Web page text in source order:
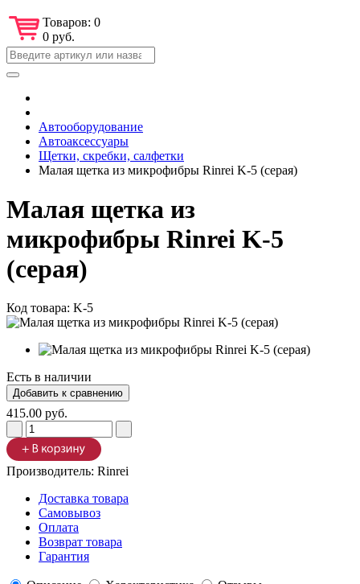
Товаров: 0
0 руб.
Автооборудование
Автоаксессуары
Щетки, скребки, салфетки
Малая щетка из микрофибры Rinrei K-5 (серая)
Малая щетка из
микрофибры Rinrei K-5
(серая)
Код товара: K-5
Есть в наличии
415.00 руб.
Производитель: Rinrei
Доставка товара
Самовывоз
Оплата
Возврат товара
Гарантия